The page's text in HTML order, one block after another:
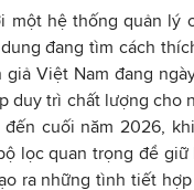
một hệ thống quản lý
đang tìm cách
Việt Nam đang
duy trì chất lượng cho
cuối năm 2026,
lọc quan trọng để
ra những tình tiết